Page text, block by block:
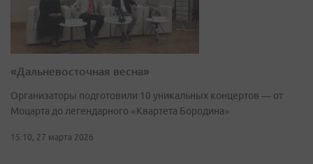
«Дальневосточная весна»
Организаторы подготовили 10 уникальных концертов — от
Моцарта до легендарного «Квартета Бородина»
15:10, 27 марта 2026